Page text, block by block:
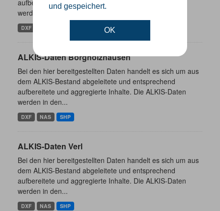
und gespeichert.
OK
aufbereitete und aggregierte Inhalte. Die ALKIS-Daten
werden in den...
DXF
ALKIS-Daten Borgholzhausen
Bei den hier bereitgestellten Daten handelt es sich um aus
dem ALKIS-Bestand abgeleitete und entsprechend
aufbereitete und aggregierte Inhalte. Die ALKIS-Daten
werden in den...
DXF NAS SHP
ALKIS-Daten Verl
Bei den hier bereitgestellten Daten handelt es sich um aus
dem ALKIS-Bestand abgeleitete und entsprechend
aufbereitete und aggregierte Inhalte. Die ALKIS-Daten
werden in den...
DXF NAS SHP